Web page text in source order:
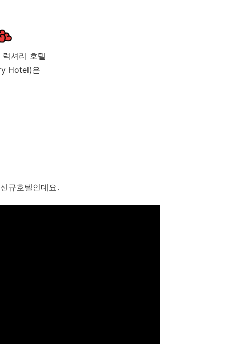
셔리 호텔
Hotel)은
규호텔인데요.